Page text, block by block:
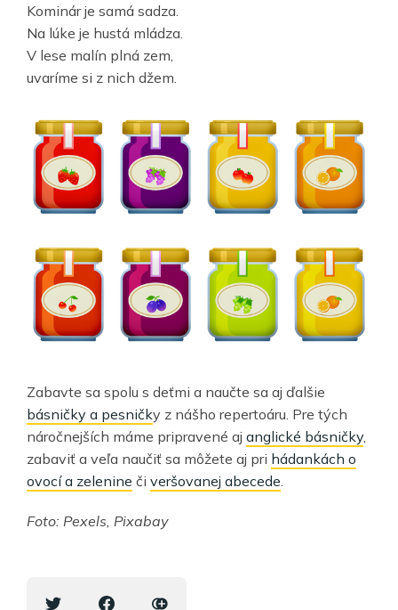
Kominár je samá sadza.
Na lúke je hustá mládza.
V lese malín plná zem,
uvaríme si z nich džem.
Zabavte sa spolu s deťmi a naučte sa aj ďalšie
básničky a pesničky z nášho repertoáru. Pre tých
náročnejších máme pripravené aj anglické básničky,
zabaviť a veľa naučiť sa môžete aj pri hádankách o
ovocí a zelenine či veršovanej abecede.
Foto: Pexels, Pixabay